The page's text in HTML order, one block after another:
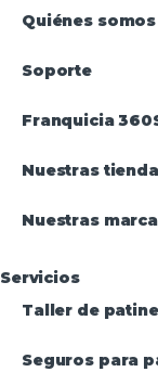
Quiénes somos
Soporte
Franquicia
Nuestras
Nuestras
Servicios
Taller de
Seguros para